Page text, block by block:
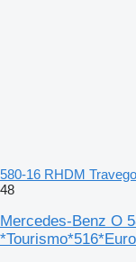
580-16 RHDM
48
Mercedes-Benz O